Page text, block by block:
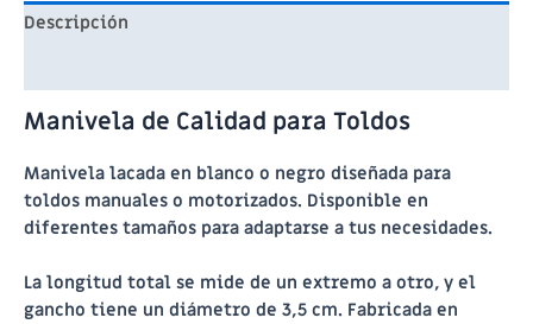
Descripción
Manivela de Calidad para Toldos
Manivela lacada en blanco o negro diseñada para
toldos manuales o motorizados. Disponible en
diferentes tamaños para adaptarse a tus necesidades.
La longitud total se mide de un extremo a otro, y el
gancho tiene un diámetro de 3,5 cm. Fabricada en